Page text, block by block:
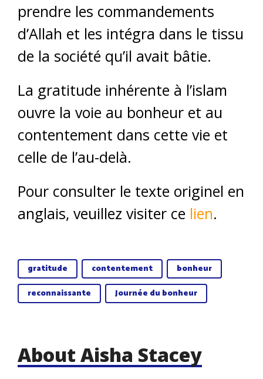
prendre les commandements
d’Allah et les intégra dans le tissu
de la société qu’il avait bâtie.
La gratitude inhérente à l’islam
ouvre la voie au bonheur et au
contentement dans cette vie et
celle de l’au-delà.
Pour consulter le texte originel en
anglais, veuillez visiter ce lien.
gratitude contentement
bonheur
reconnaissante
Journée du bonheur
About Aisha Stacey